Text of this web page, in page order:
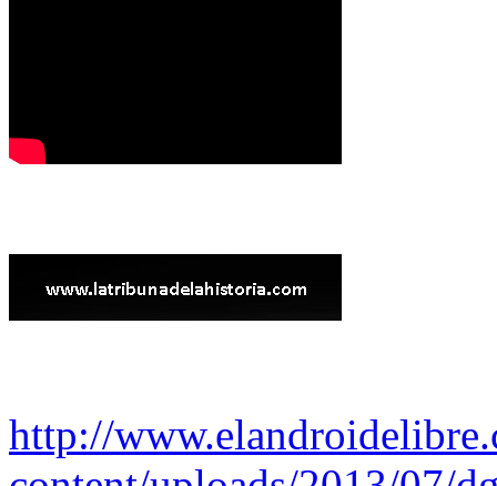
http://